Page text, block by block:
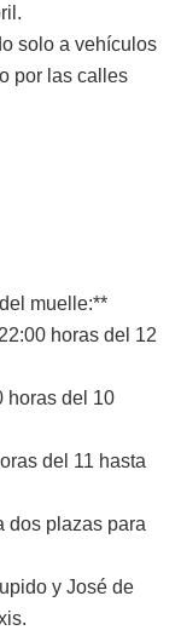
solo a vehículos
por las calles
muelle:**
horas del 12
horas del 10
del 11 hasta
dos plazas para
y José de